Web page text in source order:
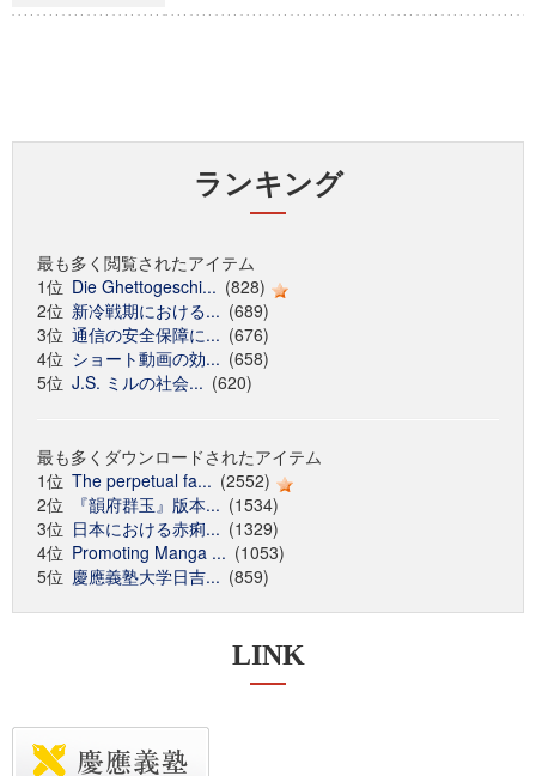
ランキング
最も多く閲覧されたアイテム
1位 Die Ghettogeschi... (828)
2位 新冷戦期における... (689)
3位 通信の安全保障に... (676)
4位 ショート動画の効... (658)
5位 J.S. ミルの社会... (620)
最も多くダウンロードされたアイテム
1位 The perpetual fa... (2552)
2位
『韻府群玉』版本... (1534)
3位 日本における赤痢... (1329)
4位 Promoting Manga ... (1053)
5位 慶應義塾大学日吉... (859)
LINK